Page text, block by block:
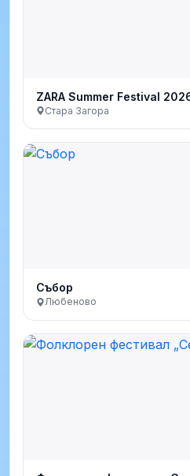
ZARA Summer Festival
Стара Загора
Събор
Любеново